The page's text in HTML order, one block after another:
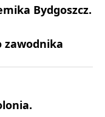
Bydgoszcz.
zawodnika